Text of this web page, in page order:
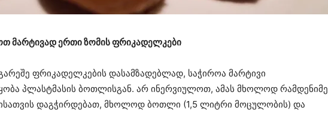
მარტივად ერთი ზომის ფრიკადელკები
ფრიკადელკების დასამზადებლად, საჭიროა მარტივი
პლასტმასის ბოთლისგან. არ ინერვიულოთ, ამას მხოლოდ რამდენიმე
დაგჭირდებათ, მხოლოდ ბოთლი (1,5 ლიტრი მოცულობის) და